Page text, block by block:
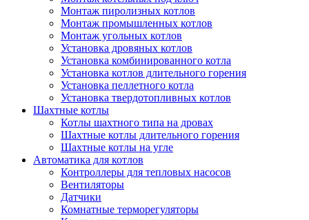
Монтаж пиролизных котлов
Монтаж промышленных котлов
Монтаж угольных котлов
Установка дровяных котлов
Установка комбинированного котла
Установка котлов длительного горения
Установка пеллетного котла
Установка твердотопливных котлов
Шахтные котлы
Котлы шахтного типа на дровах
Шахтные котлы длительного горения
Шахтные котлы на угле
Автоматика для котлов
Контроллеры для тепловых насосов
Вентиляторы
Датчики
Комнатные терморегуляторы